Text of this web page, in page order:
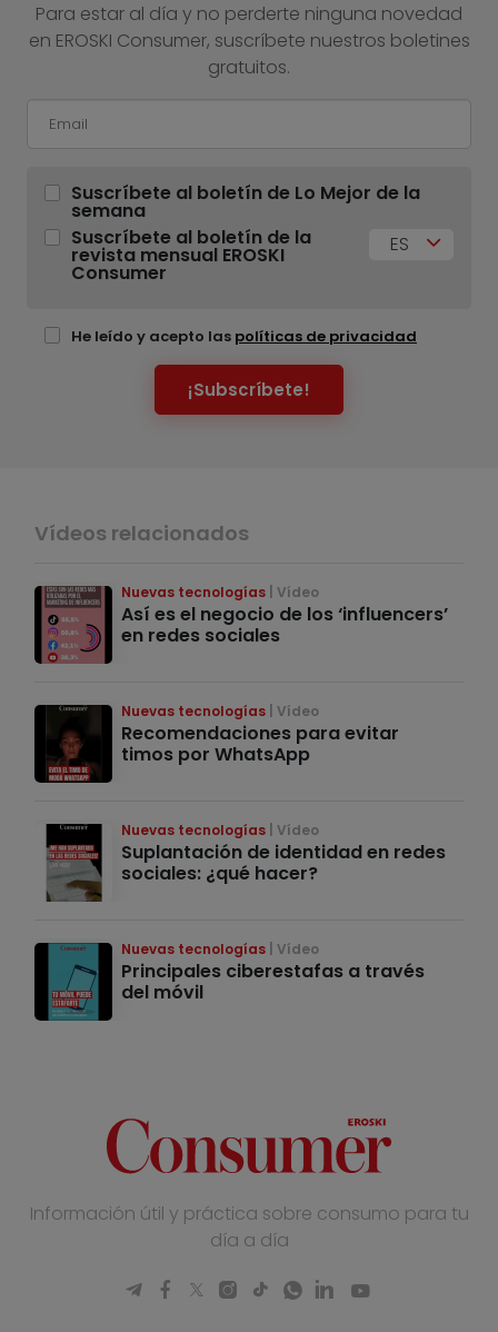
Para estar al día y no perderte ninguna novedad
en EROSKI Consumer, suscríbete nuestros boletines
gratuitos.
Suscríbete al boletín de Lo Mejor de la
semana
Suscríbete al boletín de la
revista mensual EROSKI
Consumer
ES
He leído y acepto las políticas de privacidad
¡Subscríbete!
Vídeos relacionados
Nuevas tecnologías Vídeo
Así es el negocio de los ‘influencers’
en redes sociales
Nuevas tecnologías Vídeo
Recomendaciones para evitar
timos por WhatsApp
Nuevas tecnologías Vídeo
Suplantación de identidad en redes
sociales: ¿qué hacer?
Nuevas tecnologías Vídeo
Principales ciberestafas a través
del móvil
Información útil y práctica sobre consumo para tu
día a día